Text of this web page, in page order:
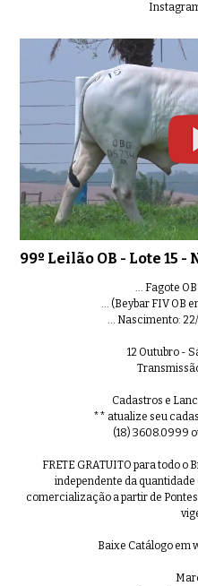
... Fagote
... (Beybar FIV OB
... Nascimento:
12 Outubro -
Cadastros e
** atualize seu
(18) 3608.0999
FRETE GRATUITO para todo
independente da
comercialização a partir de
Baixe Catálogo em